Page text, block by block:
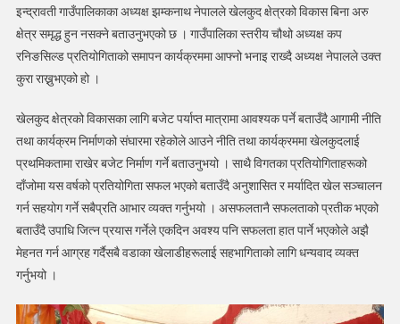
इन्द्रावती गाउँपालिकाका अध्यक्ष झम्कनाथ नेपालले खेलकुद क्षेत्रको विकास बिना अरु
क्षेत्र समृद्ध हुन नसक्ने बताउनुभएको छ । गाउँपालिका स्तरीय चौथो अध्यक्ष कप
रनिङसिल्ड प्रतियोगिताको समापन कार्यक्रममा आफ्नो भनाइ राख्दै अध्यक्ष नेपालले उक्त
कुरा राख्नुभएको हो ।
खेलकुद क्षेत्रको विकासका लागि बजेट पर्याप्त मात्रामा आवश्यक पर्ने बताउँदै आगामी नीति
तथा कार्यक्रम निर्माणको संघारमा रहेकोले आउने नीति तथा कार्यक्रममा खेलकुदलाई
प्रथमिकतामा राखेर बजेट निर्माण गर्ने बताउनुभयो । साथै विगतका प्रतियोगिताहरूको
दाँजोमा यस वर्षको प्रतियोगिता सफल भएको बताउँदै अनुशासित र मर्यादित खेल सञ्चालन
गर्न सहयोग गर्ने सबैप्रति आभार व्यक्त गर्नुभयो । असफलतानै सफलताको प्रतीक भएको
बताउँदै उपाधि जित्न प्रयास गर्नेले एकदिन अवश्य पनि सफलता हात पार्ने भएकोले अझै
मेहनत गर्न आग्रह गर्दैसबै वडाका खेलाडीहरूलाई सहभागिताको लागि धन्यवाद व्यक्त
गर्नुभयो ।